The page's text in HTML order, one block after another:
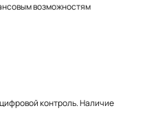
возможностям
контроль. Наличие